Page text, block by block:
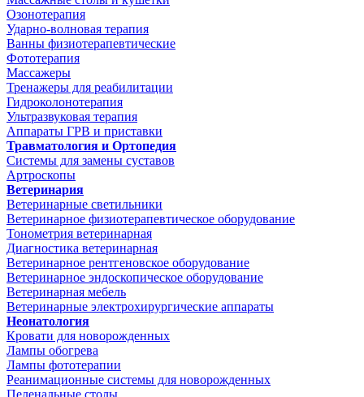
Озонотерапия
Ударно-волновая терапия
Ванны физиотерапевтические
Фототерапия
Массажеры
Тренажеры для реабилитации
Гидроколонотерапия
Ультразвуковая терапия
Аппараты ГРВ и приставки
Травматология и Ортопедия
Системы для замены суставов
Артроскопы
Ветеринария
Ветеринарные светильники
Ветеринарное физиотерапевтическое оборудование
Тонометрия ветеринарная
Диагностика ветеринарная
Ветеринарное рентгеновское оборудование
Ветеринарное эндоскопическое оборудование
Ветеринарная мебель
Ветеринарные электрохирургические аппараты
Неонатология
Кровати для новорожденных
Лампы обогрева
Лампы фототерапии
Реанимационные системы для новорожденных
Пеленальные столы